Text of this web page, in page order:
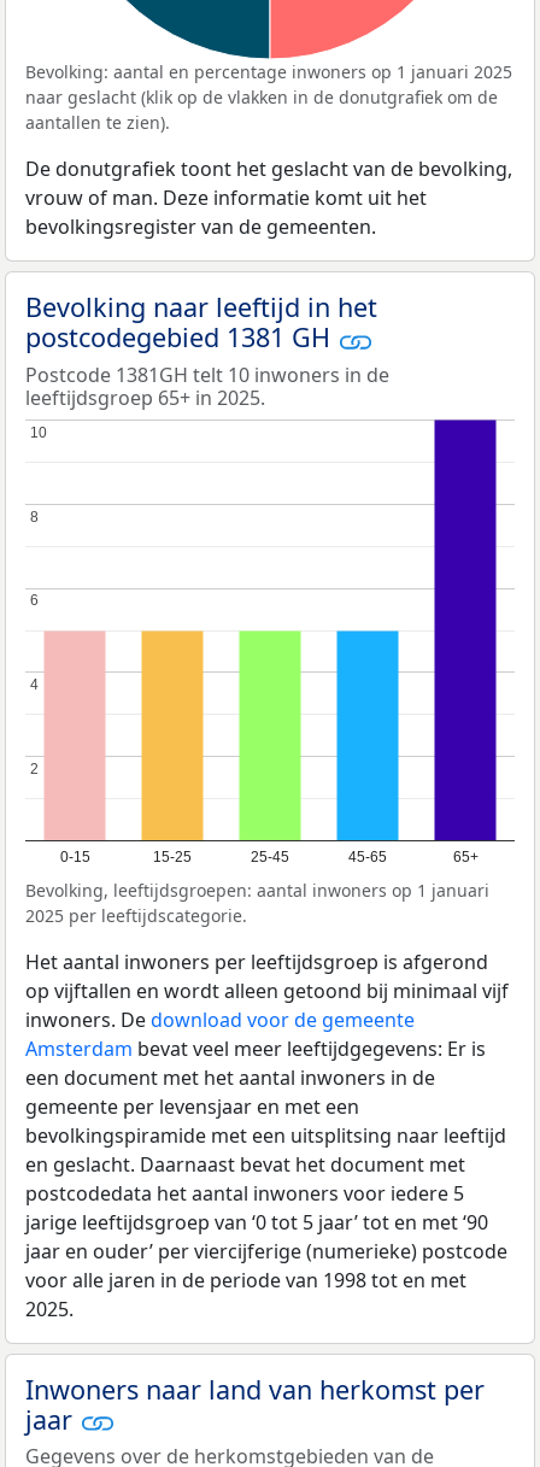
Bevolking: aantal en percentage inwoners op 1 januari 2025
naar geslacht (klik op de vlakken in de donutgrafiek om de
aantallen te zien).
De donutgrafiek toont het geslacht van de bevolking,
vrouw of man. Deze informatie komt uit het
bevolkingsregister van de gemeenten.
Bevolking naar leeftijd in het
postcodegebied 1381 GH
Postcode 1381GH telt 10 inwoners in de
leeftijdsgroep 65+ in 2025.
0-15 15-25 25-45 45-65 65+
2
2
4
4
6
6
8
8
10
10
Bevolking, leeftijdsgroepen: aantal inwoners op 1 januari
2025 per leeftijdscategorie.
Het aantal inwoners per leeftijdsgroep is afgerond
op vijftallen en wordt alleen getoond bij minimaal vijf
inwoners. Dedownload voor de gemeente
Amsterdam bevat veel meer leeftijdgegevens: Er is
een document met het aantal inwoners in de
gemeente per levensjaar en met een
bevolkingspiramide met een uitsplitsing naar leeftijd
en geslacht. Daarnaast bevat het document met
postcodedata het aantal inwoners voor iedere 5
jarige leeftijdsgroep van ‘0 tot 5 jaar’ tot en met ‘90
jaar en ouder’ per viercijferige (numerieke) postcode
voor alle jaren in de periode van 1998 tot en met
2025.
Inwoners naar land van herkomst per
jaar
Gegevens over de herkomstgebieden van de